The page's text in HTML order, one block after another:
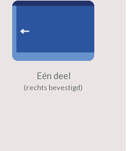
Eén deel
(rechts bevestigd)